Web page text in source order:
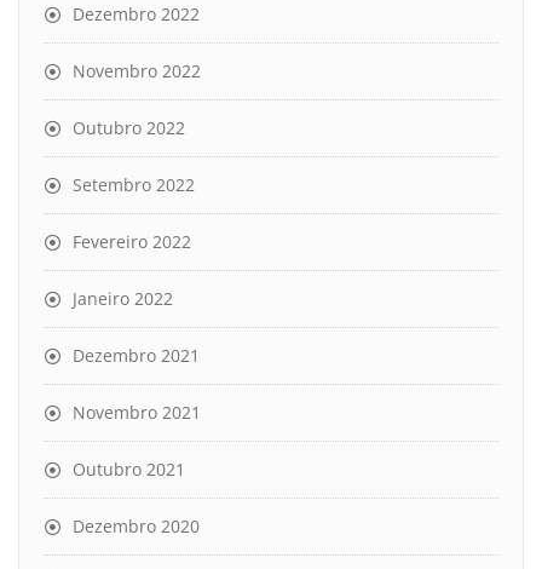
Dezembro 2022
Novembro 2022
Outubro 2022
Setembro 2022
Fevereiro 2022
Janeiro 2022
Dezembro 2021
Novembro 2021
Outubro 2021
Dezembro 2020